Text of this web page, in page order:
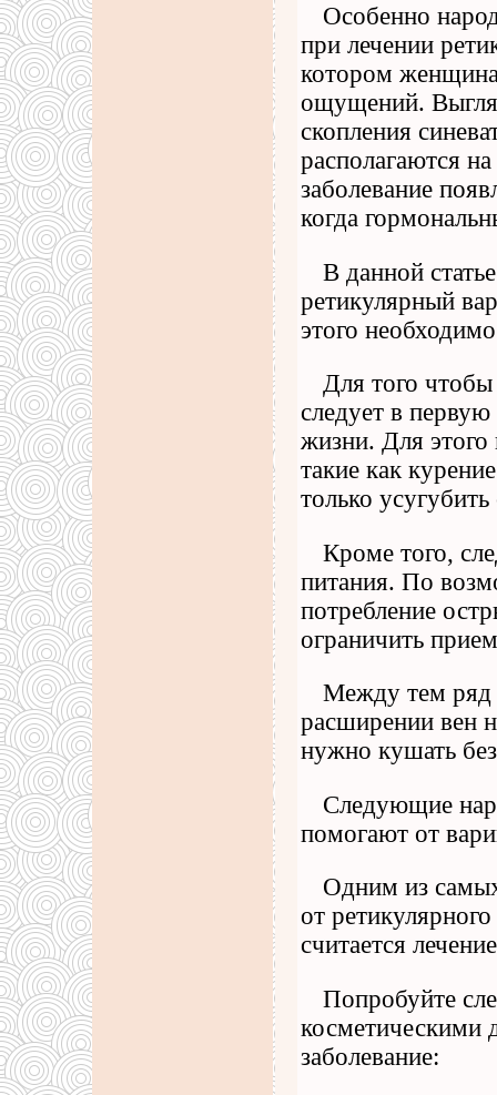
Особенно
при лечении
котором
ощущений.
скопления
располагаются
заболевание
когда
В данной
ретикулярный
этого
Для того
следует в первую
жизни. Для
такие как
только
Кроме того,
питания. По
потребление
ограничить
Между тем ряд
расширении вен
нужно кушать
Следующие
помогают от
Одним из
от
считается
Попробуйте
косметическими
заболевание: